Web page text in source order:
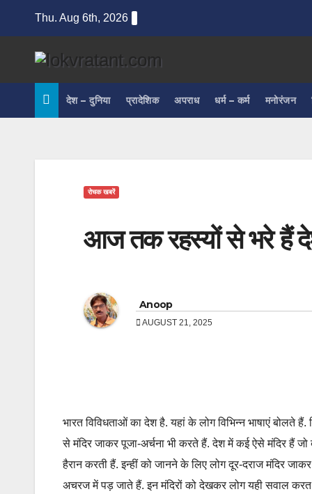
content
Thu. Aug 6th, 2026
देश – दुनिया प्रादेशिक अपराध धर्म – कर्म मनोरंजन
रोचक खबरें
आज तक रहस्यों से भरे हैं
Anoop
AUGUST 21, 2025
भारत विविधताओं का देश है. यहां के लोग विभिन्न भाषाएं बोलते
से मंदिर जाकर पूजा-अर्चना भी करते हैं. देश में कई ऐसे मंदिर हैं जो
हैरान करती हैं. इन्हीं को जानने के लिए लोग दूर-दराज मंदिर
अचरज में पड़ जाते हैं. इन मंदिरों को देखकर लोग यही सवाल